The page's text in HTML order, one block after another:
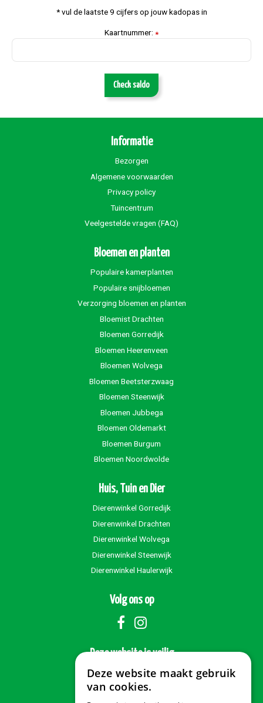
* vul de laatste 9 cijfers op jouw kadopas in
Kaartnummer: *
Check saldo
Informatie
Bezorgen
Algemene voorwaarden
Privacy policy
Tuincentrum
Veelgestelde vragen (FAQ)
Bloemen en planten
Populaire kamerplanten
Populaire snijbloemen
Verzorging bloemen en planten
Bloemist Drachten
Bloemen Gorredijk
Bloemen Heerenveen
Bloemen Wolvega
Bloemen Beetsterzwaag
Bloemen Steenwijk
Bloemen Jubbega
Bloemen Oldemarkt
Bloemen Burgum
Bloemen Noordwolde
Huis, Tuin en Dier
Dierenwinkel Gorredijk
Dierenwinkel Drachten
Dierenwinkel Wolvega
Dierenwinkel Steenwijk
Dierenwinkel Haulerwijk
Volg ons op
Deze website is veilig
Deze website maakt gebruik
van cookies.